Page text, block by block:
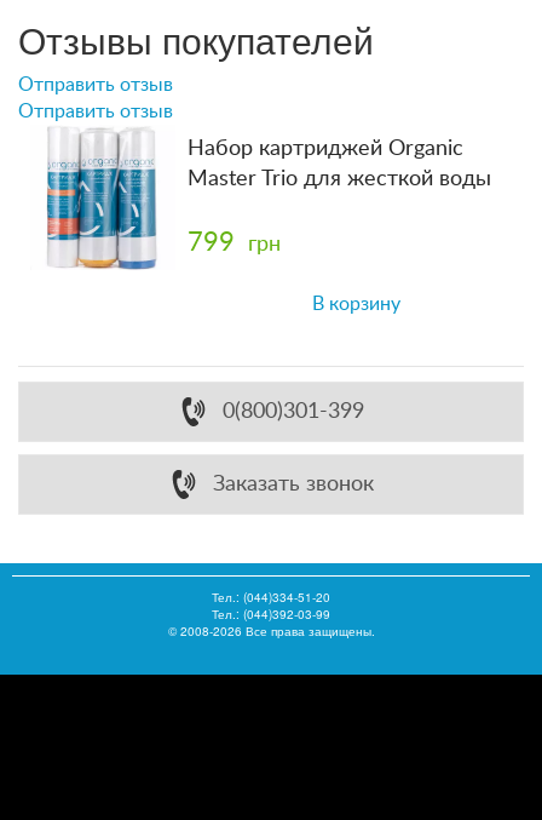
Отзывы покупателей
Отправить отзыв
Отправить отзыв
Набор картриджей Organic
Master Trio для жесткой воды
799 грн
В корзину
0(800)301-399
Заказать звонок
Тел.: (044)334-51-20
Тел.: (044)392-03-99
© 2008-2026 Все права защищены.